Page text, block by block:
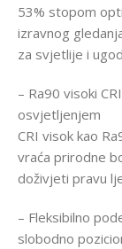
53% stopom
izravnog
za svjetlije i
– Ra90 visoki
osvjetljenjem
CRI visok kao
vraća prirodne
doživjeti pravu
– Fleksibilno
slobodno